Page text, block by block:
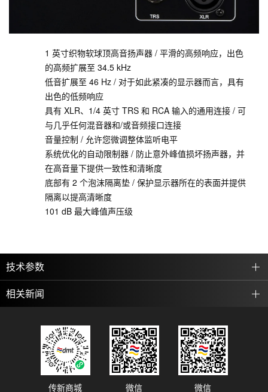
1 英寸织物软球顶高音扬声器 / 平滑的高频响应，出色
的高频扩展至 34.5 kHz
低音扩展至 46 Hz / 对于如此紧凑的显示器而言，具有
出色的低频响应
具有 XLR、1/4 英寸 TRS 和 RCA 输入的通用连接 / 可
与几乎任何混音器和/或音频接口连接
音量控制 / 允许您微调整体监听电平
系统优化的自动限制器 / 防止意外峰值损坏扬声器，并
在高音量下提供一致性和清晰度
底部有 2 个泡沫隔离垫 / 保护显示器所在的表面并提供
隔离以提高清晰度
101 dB 最大峰值声压级
技术参数
相关新闻
传新商城 微信 微信